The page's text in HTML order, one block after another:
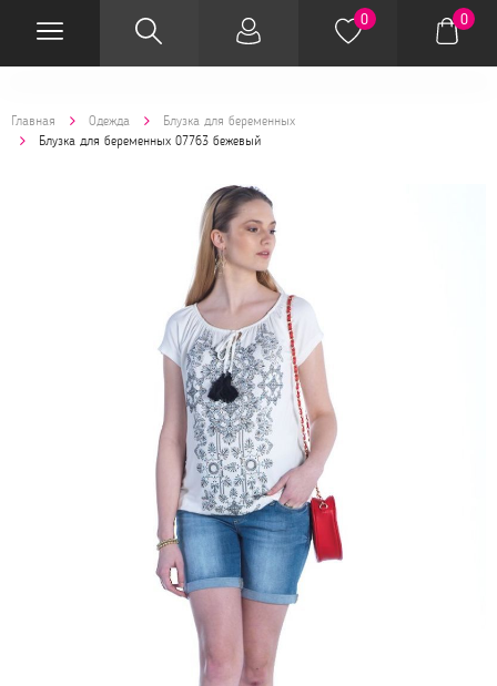
0 0
Главная Одежда
Блузка для беременных
Блузка для беременных 07763 бежевый